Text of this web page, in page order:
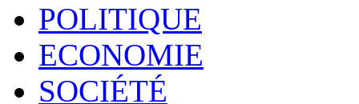
POLITIQUE
ECONOMIE
SOCIÉTÉ